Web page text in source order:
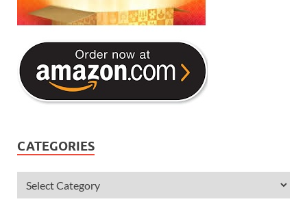
CATEGORIES